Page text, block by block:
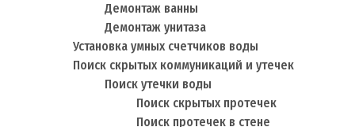
Демонтаж ванны
Демонтаж унитаза
Установка умных счетчиков воды
Поиск скрытых коммуникаций и утечек
Поиск утечки воды
Поиск скрытых протечек
Поиск протечек в стене